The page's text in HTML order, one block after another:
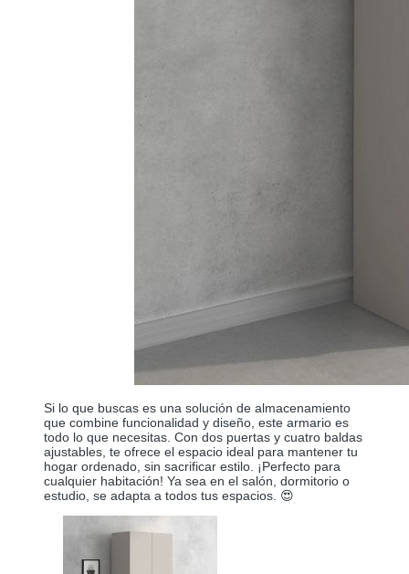
Si lo que buscas es una solución de almacenamiento
que combine funcionalidad y diseño, este armario es
todo lo que necesitas. Con dos puertas y cuatro baldas
ajustables, te ofrece el espacio ideal para mantener tu
hogar ordenado, sin sacrificar estilo. ¡Perfecto para
cualquier habitación! Ya sea en el salón, dormitorio o
estudio, se adapta a todos tus espacios. 😍